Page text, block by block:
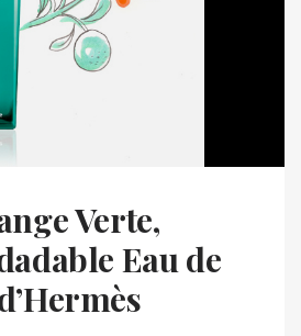
Verte,
Eau de